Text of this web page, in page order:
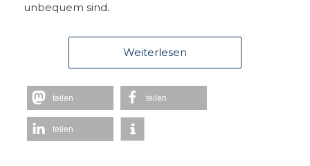
unbequem sind.
Weiterlesen
teilen teilen
teilen